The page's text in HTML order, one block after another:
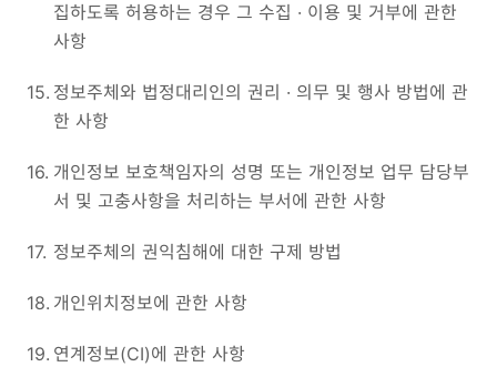
집하도록 허용하는 경우 그 수집 · 이용 및 거부에 관한
사항
15. 정보주체와 법정대리인의 권리 · 의무 및 행사 방법에 관
한 사항
16. 개인정보 보호책임자의 성명 또는 개인정보 업무 담당부
서 및 고충사항을 처리하는 부서에 관한 사항
17. 정보주체의 권익침해에 대한 구제 방법
18. 개인위치정보에 관한 사항
19. 연계정보(CI)에 관한 사항